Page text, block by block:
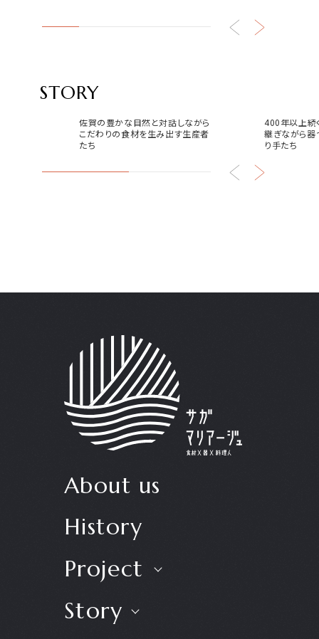
STORY
食
佐賀の豊かな自然と対話しながら
こだわりの食材を生み出す生産者
たち
400年以上続
継ぎながら器
り手たち
About us
History
Project
Story